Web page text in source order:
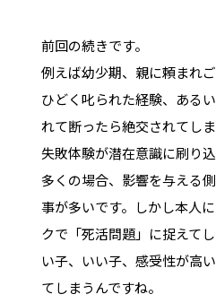
前回の続きです。
例えば幼少期、親に頼まれ
ひどく叱られた経験、ある
れて断ったら絶交されてし
失敗体験が潜在意識に刷り
多くの場合、影響を与える
事が多いです。しかし本人
クで「死活問題」に捉えて
い子、いい子、感受性が高
てしまうんですね。